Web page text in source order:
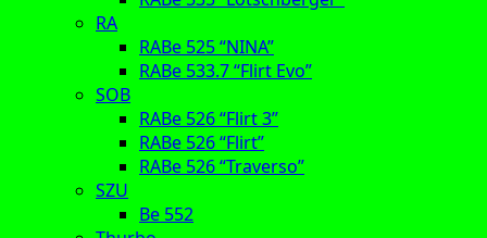
RA
RABe 525 “NINA”
RABe 533.7 “Flirt Evo”
SOB
RABe 526 “Flirt 3”
RABe 526 “Flirt”
RABe 526 “Traverso”
SZU
Be 552